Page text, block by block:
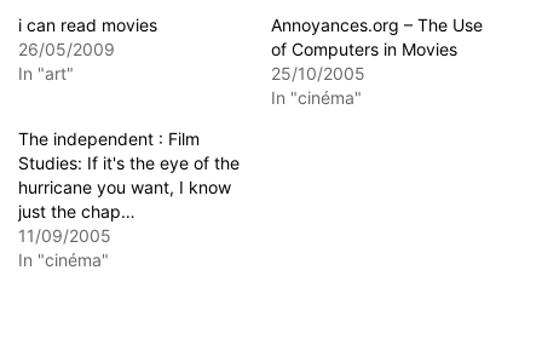
i can read movies
26/05/2009
In "art"
Annoyances.org – The Use
of Computers in Movies
25/10/2005
In "cinéma"
The independent : Film
Studies: If it's the eye of the
hurricane you want, I know
just the chap…
11/09/2005
In "cinéma"